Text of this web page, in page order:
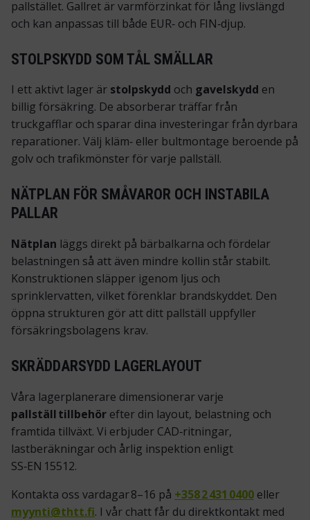
pallstället. Gallret är varmförzinkat för lång livslängd
och kan anpassas till både EUR‑ och FIN‑djup.
STOLPSKYDD SOM TÅL SMÄLLAR
I ett aktivt lager är stolpskydd och gavelskydd en
billig försäkring. De absorberar träffar från
truckgafflar och sparar dina investeringar från dyrbara
reparationer. Välj kläm‑ eller bultmontage beroende på
golv och trafikmönster för varje pallställ.
NÄTPLAN FÖR SMÅVAROR OCH INSTABILA
PALLAR
Nätplan läggs direkt på bärbalkarna och fördelar
belastningen så att även mindre kollin står stabilt.
Konstruktionen släpper igenom ljus och
sprinklervatten, vilket förenklar brandskyddet. Den
öppna strukturen gör att ditt pallställ uppfyller
försäkringsbolagens krav.
SKRÄDDARSYDD LAGERLAYOUT
Våra lagerplanerare dimensionerar varje
pallställ tillbehör efter din layout, belastning och
framtida tillväxt. Vi erbjuder CAD‑ritningar,
lastberäkningar och årlig inspektion enligt
SS‑EN 15512.
Kontakta oss vardagar 8–16 på +358 2 431 0400 eller
myynti@thtt.fi. I vår chatt får du direktkontakt med